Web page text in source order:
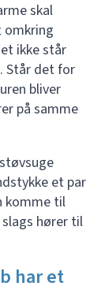
skal
omkring
ikke står
Står det for
bliver
på samme
et par
komme til
hører til
har et